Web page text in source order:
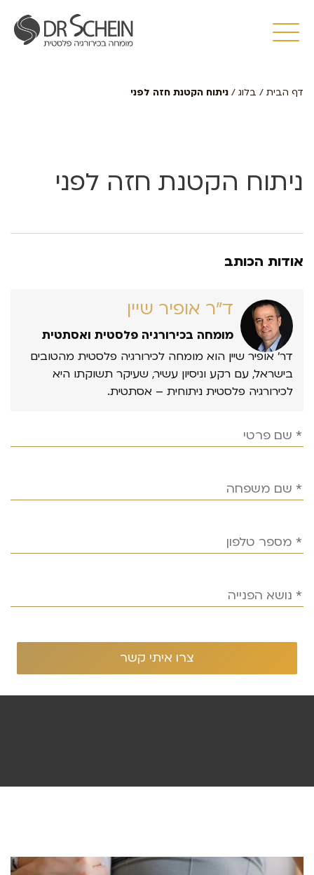
דף הבית / בלוג / ניתוח הקטנת חזה לפני
ניתוח הקטנת חזה לפני
אודות הכותב
ד״ר אופיר שיין
מומחה בכירורגיה פלסטית ואסתטית
דר’ אופיר שיין הוא מומחה לכירורגיה פלסטית מהטובים
בישראל, עם רקע וניסיון עשיר, שעיקר תשוקתו היא
לכירורגיה פלסטית ניתוחית – אסתטית.